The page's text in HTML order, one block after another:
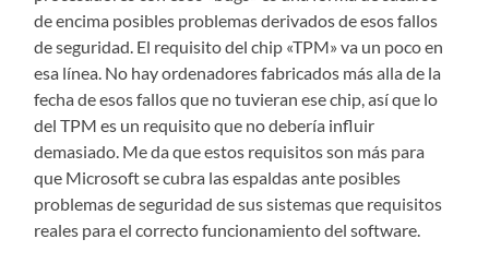
de encima posibles problemas derivados de esos fallos
de seguridad. El requisito del chip «TPM» va un poco en
esa línea. No hay ordenadores fabricados más alla de la
fecha de esos fallos que no tuvieran ese chip, así que lo
del TPM es un requisito que no debería influir
demasiado. Me da que estos requisitos son más para
que Microsoft se cubra las espaldas ante posibles
problemas de seguridad de sus sistemas que requisitos
reales para el correcto funcionamiento del software.